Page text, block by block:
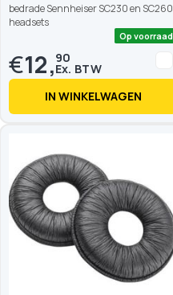
Op voorraad
bedrade Sennheiser SC230 en SC260
headsets
€12,90
IN WINKELWAGEN